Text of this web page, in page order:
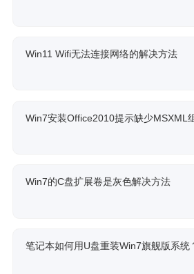
Win11 Wifi无法连接网络的解决方法
Win7安装Office2010提示缺少MSXML
Win7的C盘扩展卷是灰色解决方法
笔记本如何用U盘重装Win7旗舰版系统